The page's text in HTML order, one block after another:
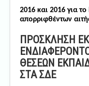
2016 και 2016 για
απορριφθέντων
ΠΡΟΣΚΛΗΣΗ
ΘΕΣΕΩΝ
ΣΤΑ ΣΔΕ